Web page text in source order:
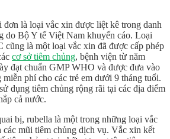
là loại vắc xin được liệt kê trong danh
do Bộ Y tế Việt Nam khuyến cáo. Loại
là một loại vắc xin đã được cấp phép
cơ sở tiêm chủng, bệnh viện từ năm
đạt chuẩn GMP WHO và được đưa vào
phí cho các trẻ em dưới 9 tháng tuổi.
dụng tiêm chủng rộng rãi tại các địa điểm
cả nước.
bị, rubella là một trong những loại vắc
các mũi tiêm chủng dịch vụ. Vắc xin kết